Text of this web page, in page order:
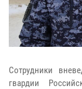
Сотрудники
гвардии